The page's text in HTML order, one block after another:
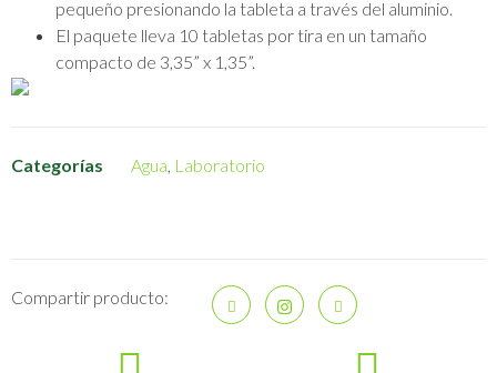
pequeño presionando la tableta a través del aluminio.
El paquete lleva 10 tabletas por tira en un tamaño
compacto de 3,35” x 1,35”.
Categorías Agua Laboratorio
Compartir producto: